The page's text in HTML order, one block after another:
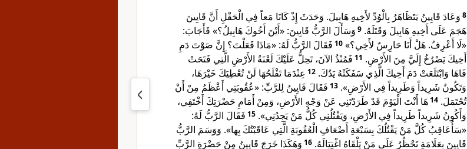
8 وَعَادَ قَايِينُ يَتَظَاهَرُ بِالْوُدِّ لأَخِيهِ هَابِيلَ. وَحَدَثَ إِذْ كَانَا مَعاً فِي الْحَقْلِ أَنَّ قَايِينَ
هَجَمَ عَلَى أَخِيهِ هَابِيلَ وَقَتَلَهُ.9 وَسَأَلَ الرَّبُّ قَايِينَ: «أَيْنَ أَخُوكَ هَابِيلُ؟» فَأَجَابَ:
«لَا أَعْرِفُ. هَلْ أَنَا حَارِسٌ لأَخِي؟»10 فَقَالَ الرَّبُّ لَهُ: «مَاذَا فَعَلْتَ؟ إِنَّ صَوْتَ دَمِ
أَخِيكَ يَصْرُخُ إِلَيَّ مِنَ الأَرْضِ. 11 فَمُنْذُ الآنَ، تَحِلُّ عَلَيْكَ لَعْنَةُ الأَرْضِ الَّتِي فَتَحَتْ
فَاهَا وَابْتَلَعَتْ دَمَ أَخِيكَ الَّذِي سَفَكَتْهُ يَدُكَ.12 عِنْدَمَا تَفْلَحُهَا لَنْ تُعْطِيَكَ خَيْرَهَا،
وَتَكُونُ شَرِيداً وَطَرِيداً فِي الأَرْضِ».13 فَقَالَ قَايِينُ لِلرَّبِّ: «عُقُوبَتِي أَعْظَمُ مِنْ أَنْ
تُحْتَمَلَ.14هَا أَنْتَ الْيَوْمَ قَدْ طَرَدْتَنِي عَنْ وَجْهِ الأَرْضِ، وَمِنْ أَمَامِ حَضْرَتِكَ أَخْتَفِي،
وَأَكُونُ شَرِيداً طَرِيداً فِي الأَرْضِ، وَيَقْتُلُنِي كُلُّ مَنْ يَجِدُنِي».15 فَقَالَ الرَّبُّ لَهُ:
«سَأُعَاقِبُ كُلَّ مَنْ يَقْتُلُكَ بِسَبْعَةِ أَضْعَافِ الْعُقُوبَةِ الَّتِي عَاقَبْتُكَ بِها». وَوَسَمَ الرَّبُّ
قَايِينَ بِعَلَامَةٍ تَحْظُرُ عَلَى مَنْ يَلْقَاهُ اغْتِيَالَهُ.16 وَهَكَذَا خَرَجَ قَايِينُ مِنْ حَضْرَةِ الرَّبِّ